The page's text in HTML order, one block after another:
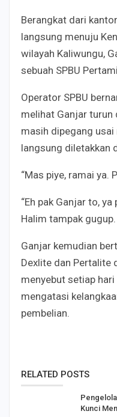
Berangkat dari
langsung menuju
wilayah Kaliwungu,
sebuah SPBU
Operator SPBU
melihat Ganjar turun
masih dipegang
langsung diletakkan
“Mas piye, ramai ya.
“Eh pak Ganjar to,
Halim tampak gugup.
Ganjar kemudian
Dexlite dan Pertalite
menyebut setiap
mengatasi
pembelian.
RELATED POSTS
Kunci